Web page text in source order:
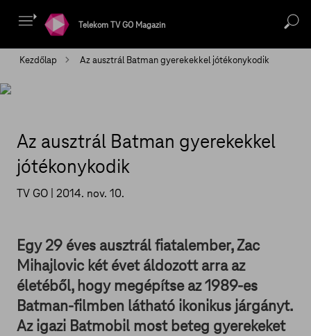
Telekom TV GO Magazin
Kezdőlap Az ausztrál Batman gyerekekkel jótékonykodik
Az ausztrál Batman gyerekekkel
jótékonykodik
TV GO | 2014. nov. 10.
Egy 29 éves ausztrál fiatalember, Zac
Mihajlovic két évet áldozott arra az
életéből, hogy megépítse az 1989-es
Batman-filmben látható ikonikus járgányt.
Az igazi Batmobil most beteg gyerekeket